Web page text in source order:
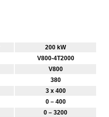
200 kW
V800-4T2000
V800
380
3 x 400
0 – 400
0 – 3200